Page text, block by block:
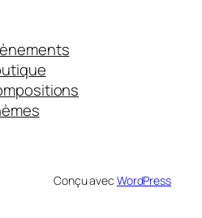
Conçu avec WordPress